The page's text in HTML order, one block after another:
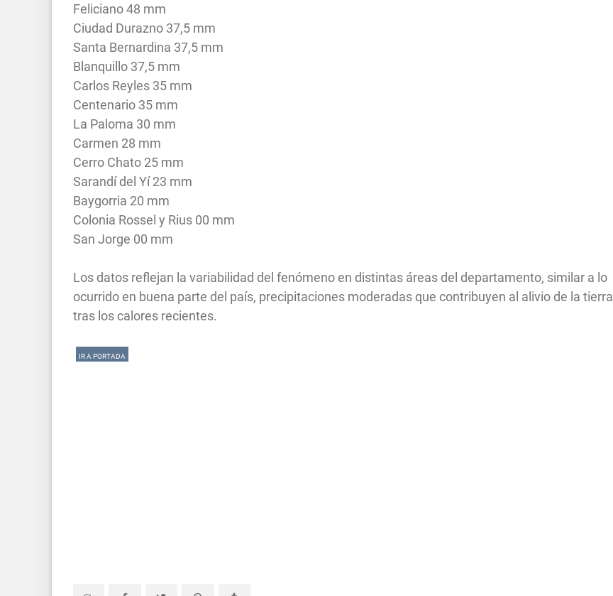
Feliciano 48 mm
Ciudad Durazno 37,5 mm
Santa Bernardina 37,5 mm
Blanquillo 37,5 mm
Carlos Reyles 35 mm
Centenario 35 mm
La Paloma 30 mm
Carmen 28 mm
Cerro Chato 25 mm
Sarandí del Yí 23 mm
Baygorria 20 mm
Colonia Rossel y Rius 00 mm
San Jorge 00 mm
Los datos reflejan la variabilidad del fenómeno en distintas áreas del departamento, similar a lo
ocurrido en buena parte del país, precipitaciones moderadas que contribuyen al alivio de la tierra
tras los calores recientes.
IR A PORTADA